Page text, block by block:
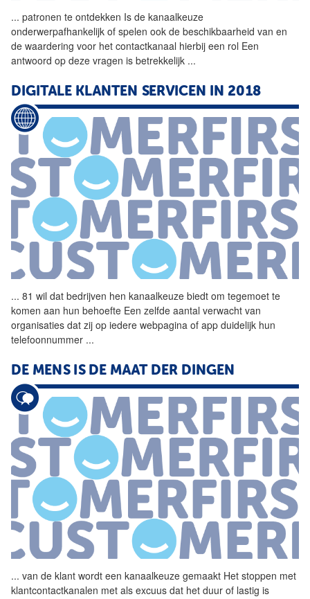
... patronen te ontdekken Is de kanaalkeuze
onderwerpafhankelijk of spelen ook de beschikbaarheid van en
de waardering voor het contactkanaal hierbij een rol Een
antwoord op deze vragen is betrekkelijk ...
DIGITALE KLANTEN SERVICEN IN 2018
... 81 wil dat bedrijven hen kanaalkeuze biedt om tegemoet te
komen aan hun behoefte Een zelfde aantal verwacht van
organisaties dat zij op iedere webpagina of app duidelijk hun
telefoonnummer ...
DE MENS IS DE MAAT DER DINGEN
... van de klant wordt een kanaalkeuze gemaakt Het stoppen met
klantcontactkanalen met als excuus dat het duur of lastig is